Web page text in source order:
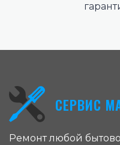
СЕРВИС
Ремонт любой